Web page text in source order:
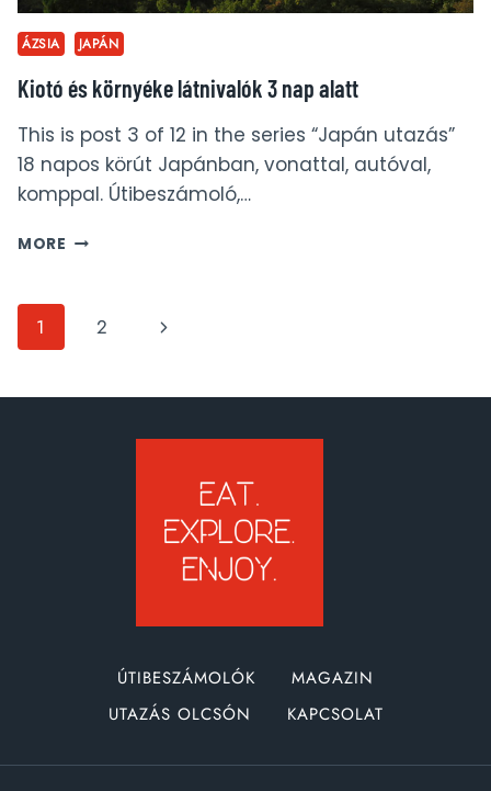
ÁZSIA JAPÁN
Kiotó és környéke látnivalók 3 nap alatt
This is post 3 of 12 in the series “Japán utazás”
18 napos körút Japánban, vonattal, autóval,
komppal. Útibeszámoló,…
MORE KIOTÓ
Page
1 2
Next
ÚTIBESZÁMOLÓK
MAGAZIN
UTAZÁS OLCSÓN
KAPCSOLAT